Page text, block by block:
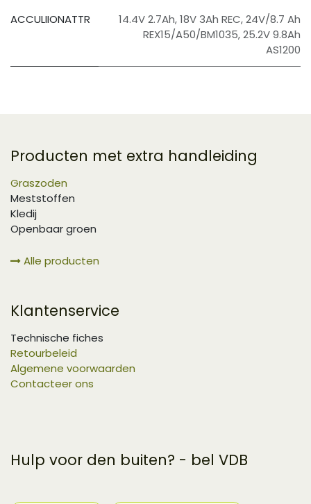
ACCULIIONATTR 14.4V 2.7Ah,18V 3Ah REC,24V/8.7 Ah
REX15/A50/BM1035,25.2V 9.8Ah
AS1200
Producten met extra handleiding
Graszoden
Meststoffen
Kledij
Openbaar groen
Alle producten
Klantenservice
Technische fiches
Retourbeleid
Algemene voorwaarden
Contacteer ons
Hulp voor den buiten? - bel VDB